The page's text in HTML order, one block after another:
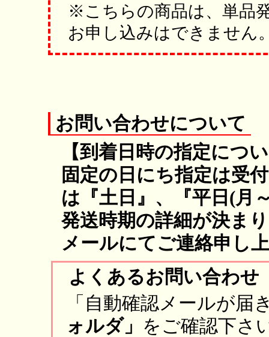
※こちらの商品は、単品
お申し込みはできません
お問い合わせについて
【到着日時の指定につ
固定の日にち指定は受
は『土日』、『平日(月
発送時期の詳細が決ま
メールにてご連絡申し
よくあるお問い合わせ
「自動確認メールが
ォルダ」 をご確認下さ